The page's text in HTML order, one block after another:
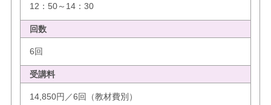
12：50～14：30
回数
6回
受講料
14,850円／6回（教材費別）